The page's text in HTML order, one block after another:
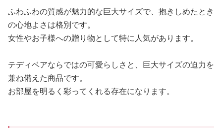
ふわふわの質感が魅力的な巨大サイズで、抱きしめたとき
の心地よさは格別です。
女性やお子様への贈り物として特に人気があります。
テディベアならではの可愛らしさと、巨大サイズの迫力を
兼ね備えた商品です。
お部屋を明るく彩ってくれる存在になります。